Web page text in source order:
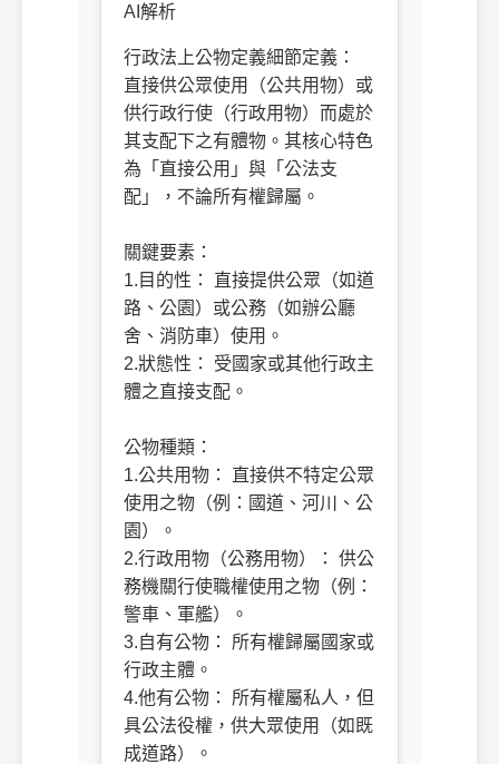
AI解析
行政法上公物定義細節定義：
直接供公眾使用（公共用物）或
供行政行使（行政用物）而處於
其支配下之有體物。其核心特色
為「直接公用」與「公法支
配」，不論所有權歸屬。
關鍵要素：
1.目的性： 直接提供公眾（如道
路、公園）或公務（如辦公廳
舍、消防車）使用。
2.狀態性： 受國家或其他行政主
體之直接支配。
公物種類：
1.公共用物： 直接供不特定公眾
使用之物（例：國道、河川、公
園）。
2.行政用物（公務用物）： 供公
務機關行使職權使用之物（例：
警車、軍艦）。
3.自有公物： 所有權歸屬國家或
行政主體。
4.他有公物： 所有權屬私人，但
具公法役權，供大眾使用（如既
成道路）。